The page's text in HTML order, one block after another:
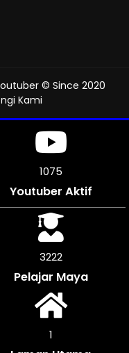
© Since 2020
Kami
1186
Youtuber Aktif
3558
Pelajar Maya
1